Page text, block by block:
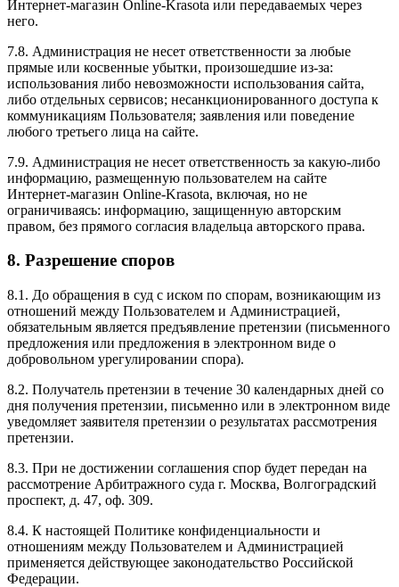
Интернет-магазин Online-Krasota или передаваемых через
него.
7.8. Администрация не несет ответственности за любые
прямые или косвенные убытки, произошедшие из-за:
использования либо невозможности использования сайта,
либо отдельных сервисов; несанкционированного доступа к
коммуникациям Пользователя; заявления или поведение
любого третьего лица на сайте.
7.9. Администрация не несет ответственность за какую-либо
информацию, размещенную пользователем на сайте
Интернет-магазин Online-Krasota, включая, но не
ограничиваясь: информацию, защищенную авторским
правом, без прямого согласия владельца авторского права.
8. Разрешение споров
8.1. До обращения в суд с иском по спорам, возникающим из
отношений между Пользователем и Администрацией,
обязательным является предъявление претензии (письменного
предложения или предложения в электронном виде о
добровольном урегулировании спора).
8.2. Получатель претензии в течение 30 календарных дней со
дня получения претензии, письменно или в электронном виде
уведомляет заявителя претензии о результатах рассмотрения
претензии.
8.3. При не достижении соглашения спор будет передан на
рассмотрение Арбитражного суда г. Москва, Волгоградский
проспект, д. 47, оф. 309.
8.4. К настоящей Политике конфиденциальности и
отношениям между Пользователем и Администрацией
применяется действующее законодательство Российской
Федерации.